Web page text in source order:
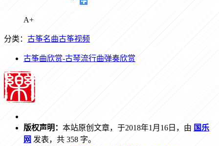
A+
分类： 古筝名曲古筝视频
古筝曲欣赏-古琴流行曲弹奏欣赏
版权声明： 本站原创文章，于2018年1月16日，由 国乐
网 发表，共 358 字。